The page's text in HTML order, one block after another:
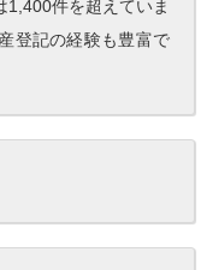
1,400件を超えていま
登記の経験も豊富で